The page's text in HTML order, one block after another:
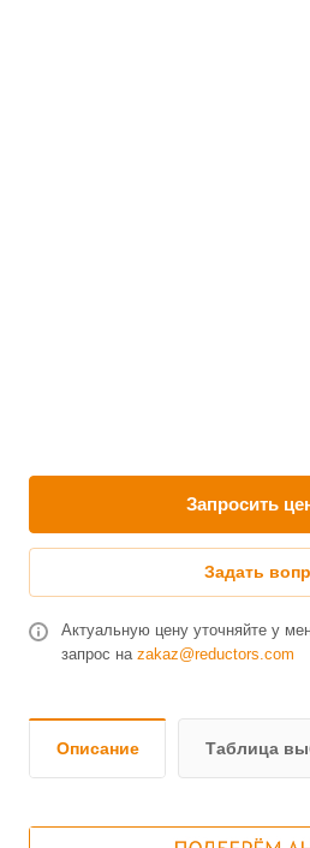
Запросить
Задать
Актуальную цену уточняйте у
запрос на zakaz@reductors.com
Описание Таблица